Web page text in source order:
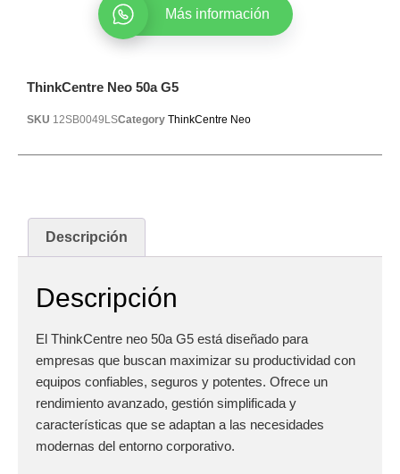
Más información
ThinkCentre Neo 50a G5
SKU 12SB0049LSCategory ThinkCentre Neo
Descripción
Descripción
El ThinkCentre neo 50a G5 está diseñado para
empresas que buscan maximizar su productividad con
equipos confiables, seguros y potentes. Ofrece un
rendimiento avanzado, gestión simplificada y
características que se adaptan a las necesidades
modernas del entorno corporativo.